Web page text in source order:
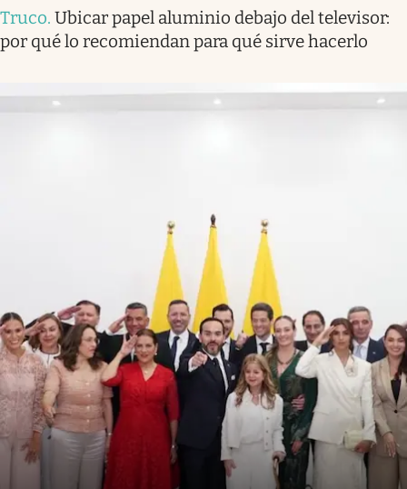
Truco. Ubicar papel aluminio debajo del televisor:
por qué lo recomiendan para qué sirve hacerlo